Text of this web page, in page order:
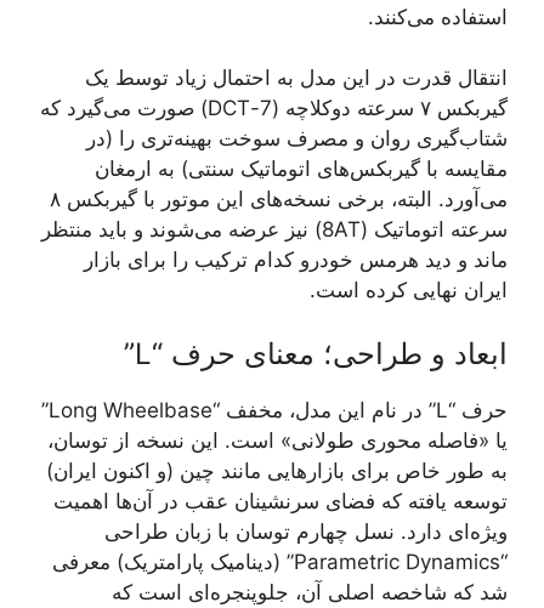
استفاده می‌کنند.
انتقال قدرت در این مدل به احتمال زیاد توسط یک
گیربکس ۷ سرعته دوکلاچه (7-DCT) صورت می‌گیرد که
شتاب‌گیری روان و مصرف سوخت بهینه‌تری را (در
مقایسه با گیربکس‌های اتوماتیک سنتی) به ارمغان
می‌آورد. البته، برخی نسخه‌های این موتور با گیربکس ۸
سرعته اتوماتیک (8AT) نیز عرضه می‌شوند و باید منتظر
ماند و دید هرمس خودرو کدام ترکیب را برای بازار
ایران نهایی کرده است.
ابعاد و طراحی؛ معنای حرف “L”
حرف “L” در نام این مدل، مخفف “Long Wheelbase”
یا «فاصله محوری طولانی» است. این نسخه از توسان،
به طور خاص برای بازارهایی مانند چین (و اکنون ایران)
توسعه یافته که فضای سرنشینان عقب در آن‌ها اهمیت
ویژه‌ای دارد. نسل چهارم توسان با زبان طراحی
“Parametric Dynamics” (دینامیک پارامتریک) معرفی
شد که شاخصه اصلی آن، جلوپنجره‌ای است که